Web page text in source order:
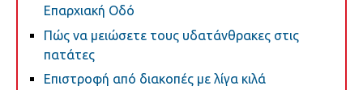
Επαρχιακή Οδό
Πώς να μειώσετε τους υδατάνθρακες στις
πατάτες
Επιστροφή από διακοπές με λίγα κιλά